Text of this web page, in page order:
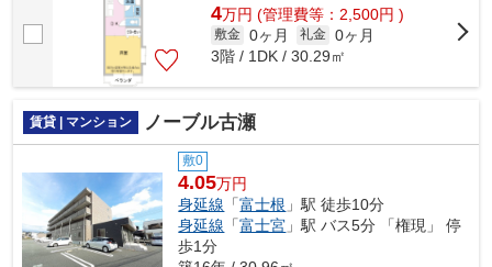
4万円 (管理費等：2,500円 )
敷金 0ヶ月 礼金 0ヶ月
3階 / 1DK / 30.29㎡
賃貸 | マンション ノーブル古瀬
敷0
4.05万円
身延線 「富士根 」駅 徒歩10分
身延線 「富士宮 」駅 バス5分 「権現」 停
歩1分